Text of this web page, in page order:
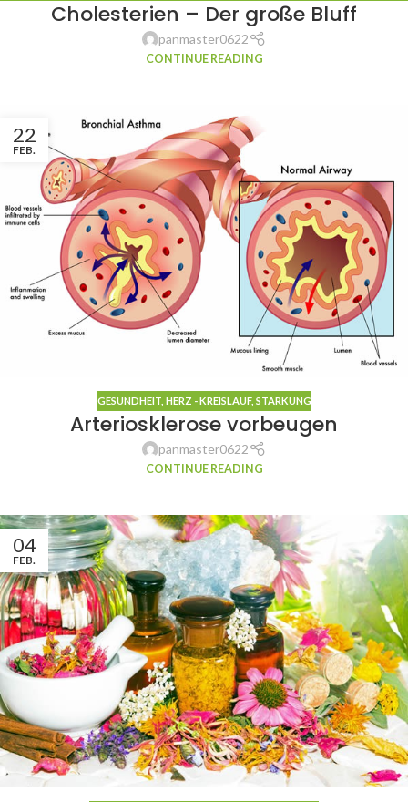
UNSERE NAHRUNG, VIDEOS
Cholesterien – Der große Bluff
panmaster0622
CONTINUE READING
22
FEB.
GESUNDHEIT, HERZ - KREISLAUF, STÄRKUNG
Arteriosklerose vorbeugen
panmaster0622
CONTINUE READING
04
FEB.